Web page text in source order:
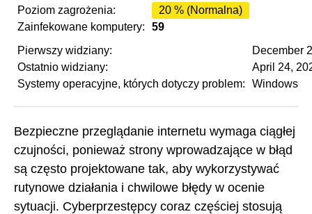
Poziom zagrożenia:
20 % (Normalna)
Zainfekowane komputery:
59
Pierwszy widziany:
December
Ostatnio widziany:
April 24,
Systemy operacyjne, których dotyczy problem:
Windows
Bezpieczne przeglądanie internetu wymaga ciągłej
czujności, ponieważ strony wprowadzające w błąd
są często projektowane tak, aby wykorzystywać
rutynowe działania i chwilowe błędy w ocenie
sytuacji. Cyberprzestępcy coraz częściej stosują